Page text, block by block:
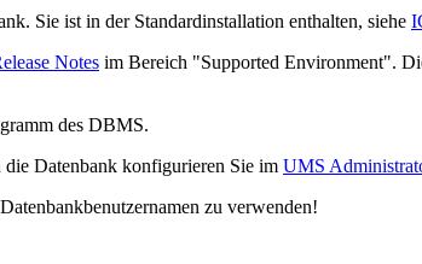
Sie ist in der Standardinstallation enthalten, siehe
Notes im Bereich "Supported Environment".
des DBMS.
Datenbank konfigurieren Sie im UMS
zu verwenden!